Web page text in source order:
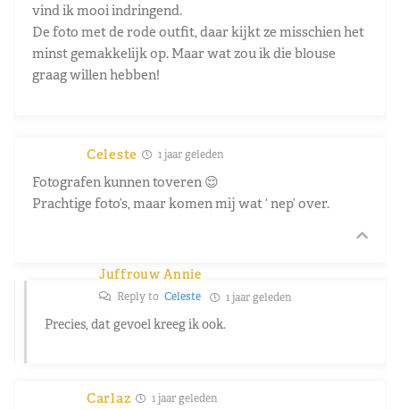
vind ik mooi indringend.
De foto met de rode outfit, daar kijkt ze misschien het
minst gemakkelijk op. Maar wat zou ik die blouse
graag willen hebben!
Celeste 1 jaar geleden
Fotografen kunnen toveren 😌
Prachtige foto’s, maar komen mij wat ‘ nep’ over.
Juffrouw Annie
Reply to Celeste 1 jaar geleden
Precies, dat gevoel kreeg ik ook.
Carlaz 1 jaar geleden